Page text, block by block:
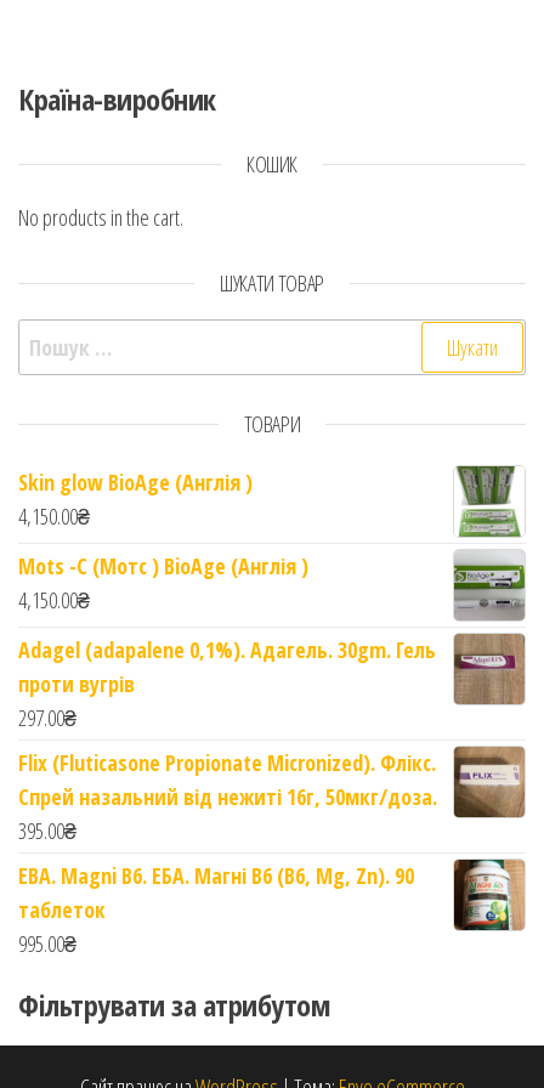
Країна-виробник
КОШИК
No products in the cart.
ШУКАТИ ТОВАР
Пошук:
ТОВАРИ
Skin glow BioAge (Англія )
4,150.00₴
Mots -C (Мотс ) BioAge (Англія )
4,150.00₴
Adagel (adapalene 0,1%). Адагель. 30gm. Гель
проти вугрів
297.00₴
Flix (Fluticasone Propionate Micronized). Флікс.
Спрей назальний від нежиті 16г, 50мкг/доза.
395.00₴
EBA. Magni B6. ЕБА. Магні B6 (B6, Mg, Zn). 90
таблеток
995.00₴
Фільтрувати за атрибутом